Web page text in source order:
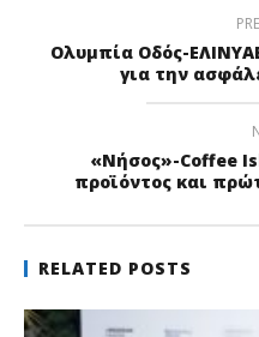
Ολυμπία Οδός-
για την
«Νήσος»-Coffee
προϊόντος και
RELATED POSTS